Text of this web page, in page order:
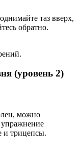
таз вверх,
обратно.
(уровень 2)
можно
и трицепсы.